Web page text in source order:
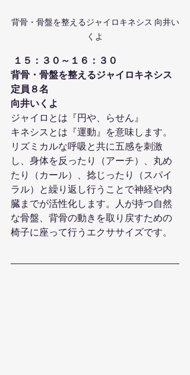
背骨・骨盤を整えるジャイロキネシス 向井い
くよ
１５：３０～１６：３０
背骨・骨盤を整えるジャイロキネシス
定員８名
向井いくよ
ジャイロとは『円や、らせん』
キネシスとは『運動』を意味します。
リズミカルな呼吸と共に五感を刺激
し、身体を反ったり（アーチ）、丸め
たり（カール）、捻じったり（スパイ
ラル）と繰り返し行うことで神経や内
臓までが活性化します。人が持つ自然
な骨盤、背骨の動きを取り戻すための
椅子に座って行うエクササイズです。